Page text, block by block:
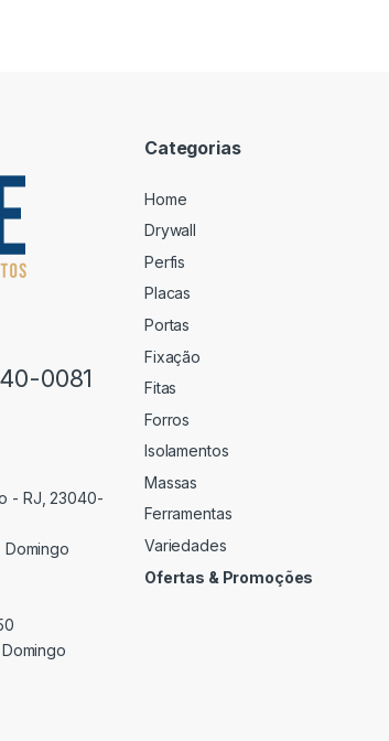
0081
- RJ, 23040-
Categorias
Home
Drywall
Perfis
Placas
Portas
Fixação
Fitas
Forros
Isolamentos
Massas
Ferramentas
Variedades
Ofertas & Promoções